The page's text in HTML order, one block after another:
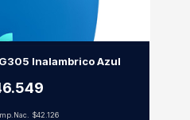
Inalambrico Azul
$42.126